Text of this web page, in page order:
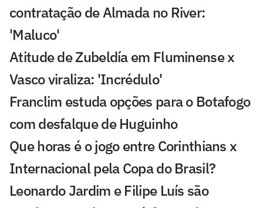
contratação de Almada no River:
'Maluco'
Atitude de Zubeldía em Fluminense x
Vasco viraliza: 'Incrédulo'
Franclim estuda opções para o Botafogo
com desfalque de Huguinho
Que horas é o jogo entre Corinthians x
Internacional pela Copa do Brasil?
Leonardo Jardim e Filipe Luís são